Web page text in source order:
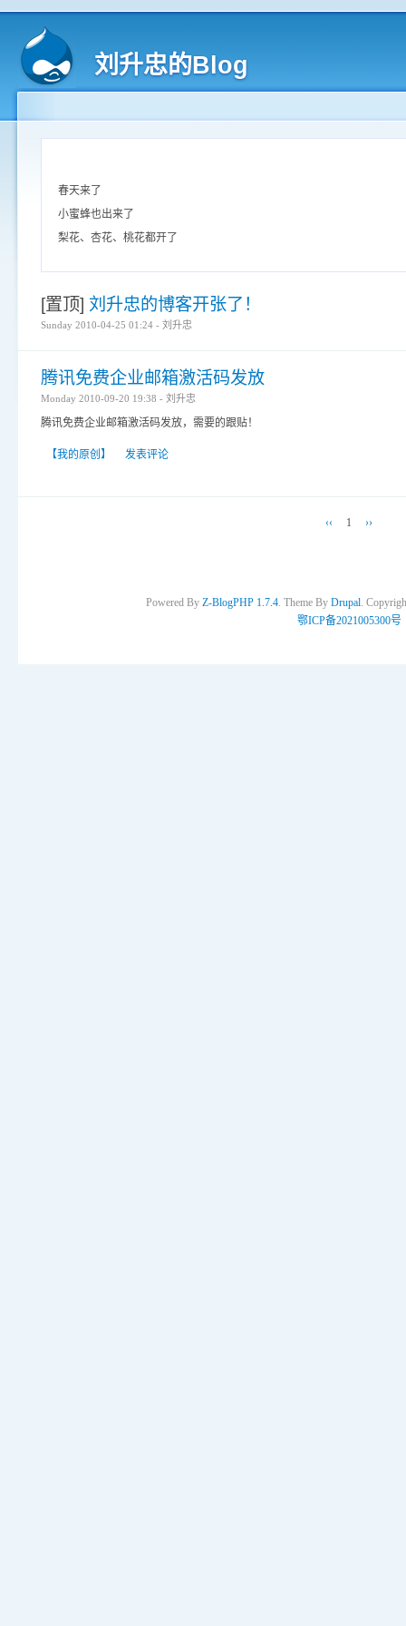
刘升忠的Blog
春天来了
小蜜蜂也出来了
梨花、杏花、桃花都开了
[置顶] 刘升忠的博客开张了！
Sunday 2010-04-25 01:24 - 刘升忠
腾讯免费企业邮箱激活码发放
Monday 2010-09-20 19:38 - 刘升忠
腾讯免费企业邮箱激活码发放，需要的跟贴！
【我的原创】 发表评论
‹‹ 1 ››
Powered By Z-BlogPHP 1.7.4 . Theme By Drupal .
鄂ICP备2021005300号